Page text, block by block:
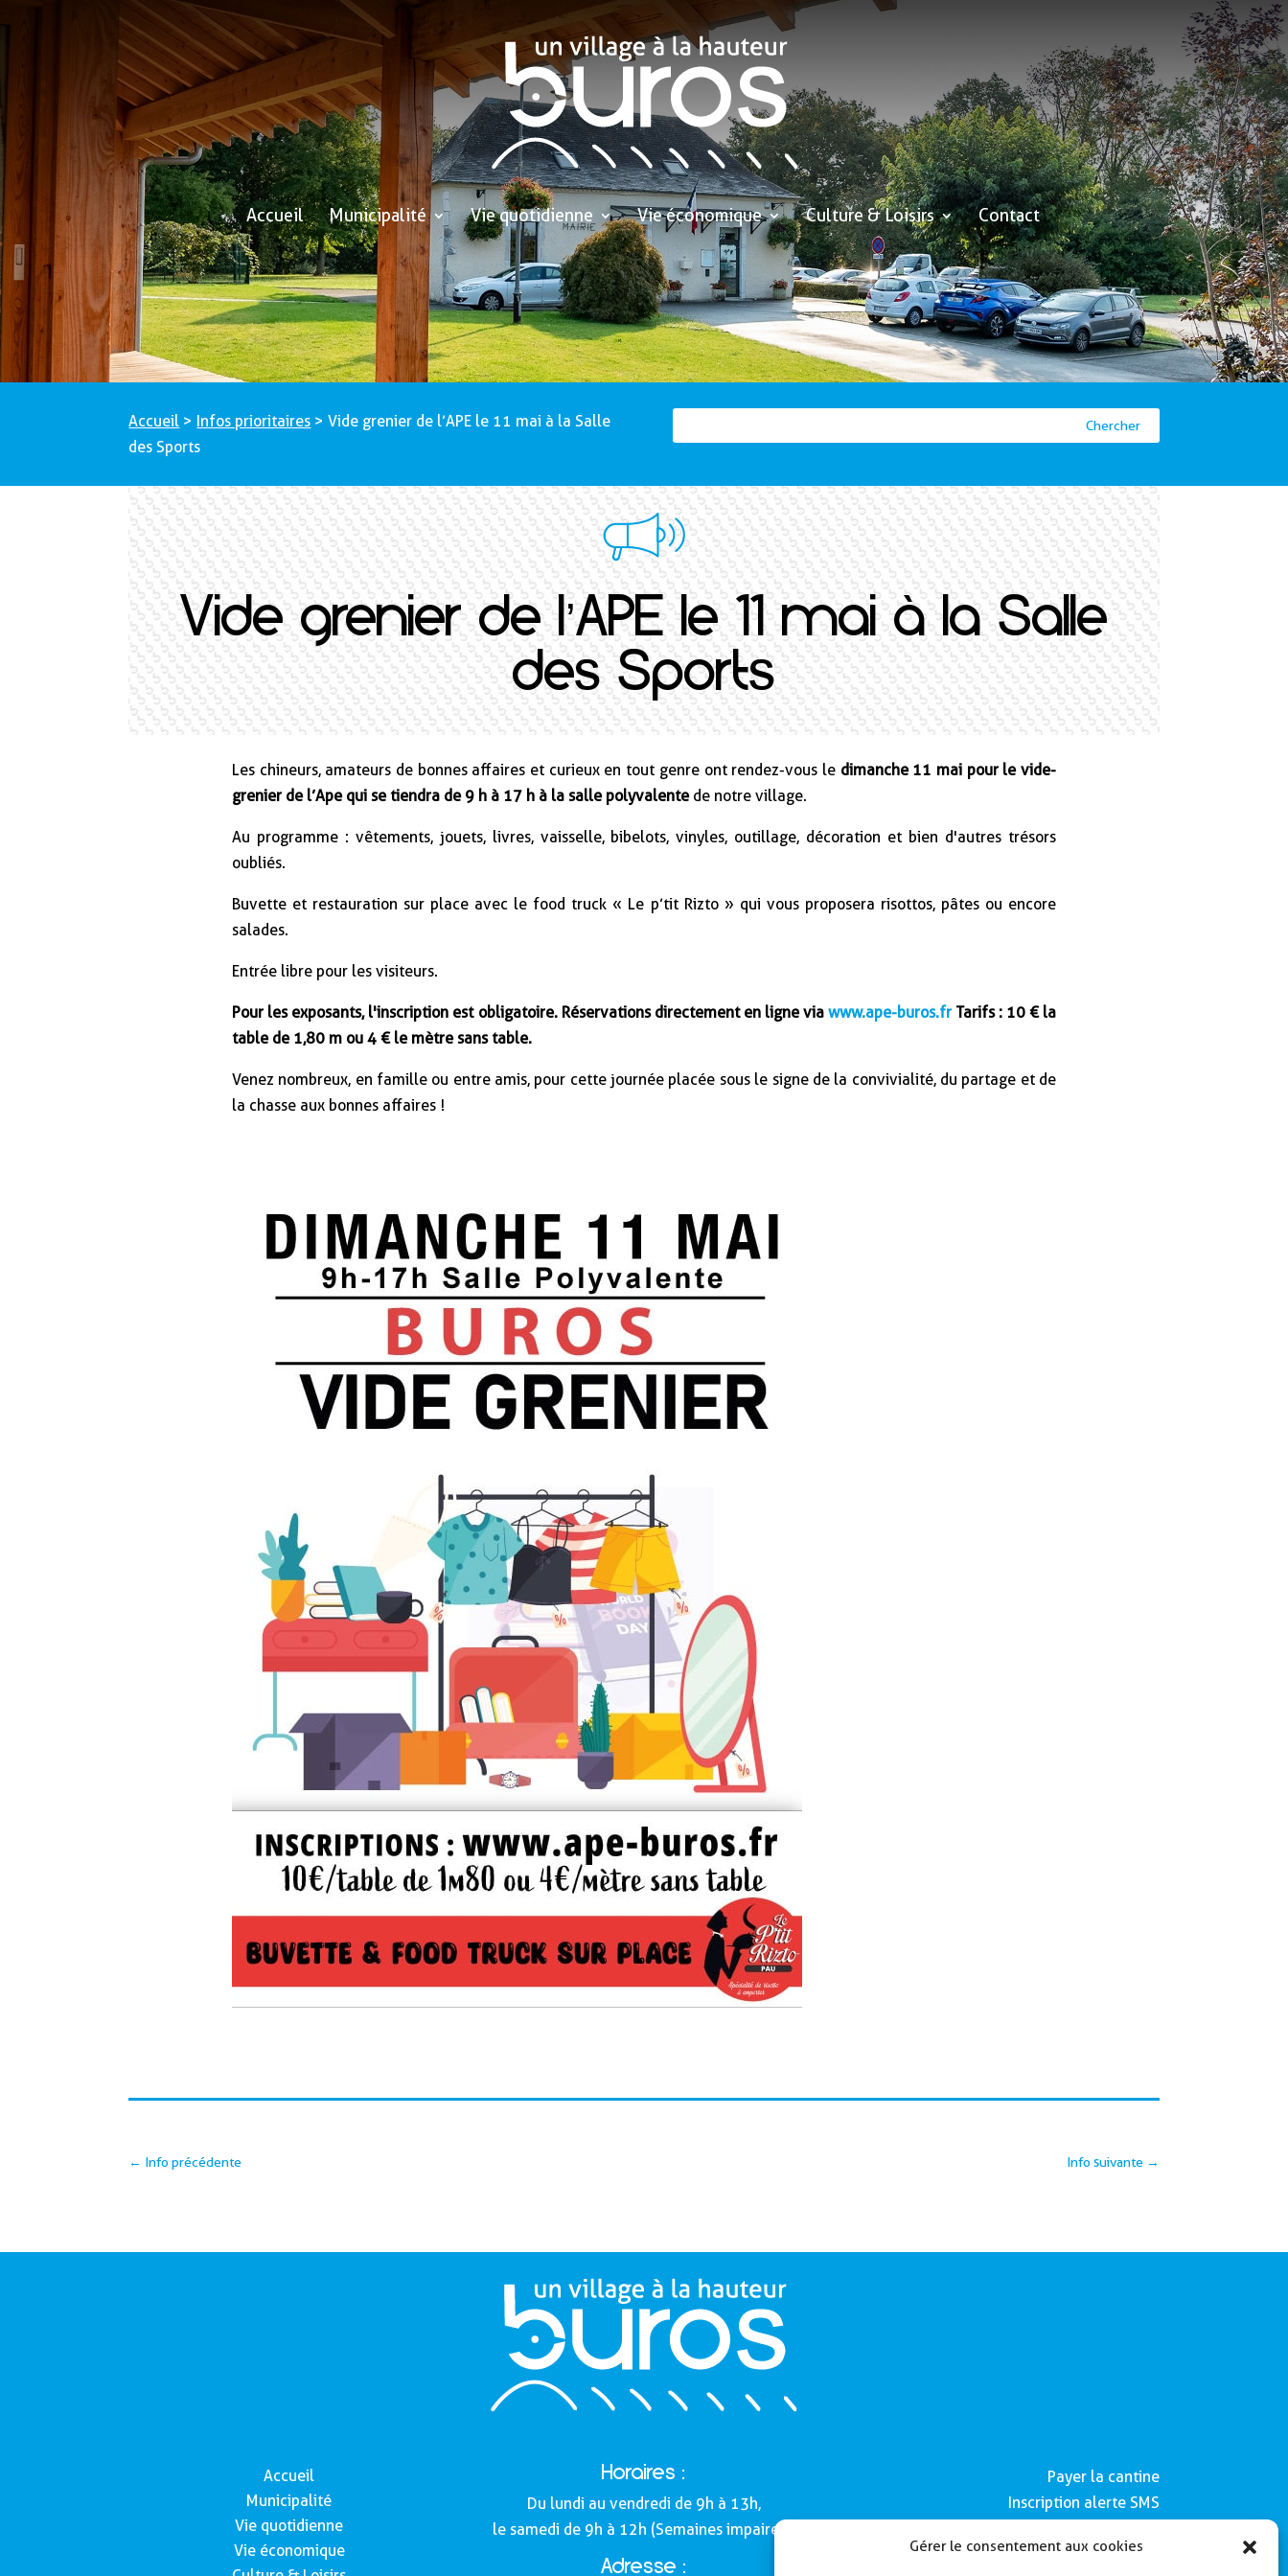
Gérer le consentement aux cookies
Accueil Municipalité Vie quotidienne Vie économique Culture & Loisirs Contact
Accueil > Infos prioritaires >Vide grenier de l’APE le 11 mai à la Salle
des Sports
Vide grenier de l’APE le 11 mai à la Salle
des Sports
Les chineurs, amateurs de bonnes affaires et curieux en tout genre ont rendez-vous le dimanche 11 mai pour le vide-
grenier de l’Ape qui se tiendra de 9 h à 17 h à la salle polyvalentede notre village.
Au programme : vêtements, jouets, livres, vaisselle, bibelots, vinyles, outillage, décoration et bien d'autres trésors
oubliés.
Buvette et restauration sur place avec le food truck « Le p’tit Rizto » qui vous proposera risottos, pâtes ou encore
salades.
Entrée libre pour les visiteurs.
Pour les exposants, l'inscription est obligatoire. Réservations directement en ligne viawww.ape-buros.fr Tarifs : 10 € la
table de 1,80 m ou 4 € le mètre sans table.
Venez nombreux, en famille ou entre amis, pour cette journée placée sous le signe de la convivialité, du partage et de
la chasse aux bonnes affaires !
← Info précédente Info suivante→
Accueil
Municipalité
Vie quotidienne
Vie économique
Horaires :
Du lundi au vendredi de 9h à 13h,
le samedi de 9h à 12h (Semaines impaires).
Adresse :
Payer la cantine
Inscription alerte SMS